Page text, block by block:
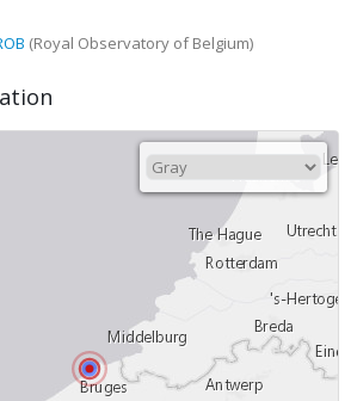
(Royal Observatory of Belgium)